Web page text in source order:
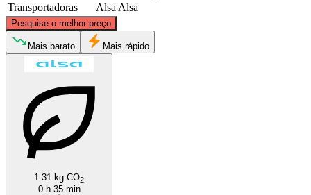
Transportadoras
Alsa Alsa
Pesquise o melhor preço
Mais barato Mais rápido
1.31 kg CO2
0 h 35 min